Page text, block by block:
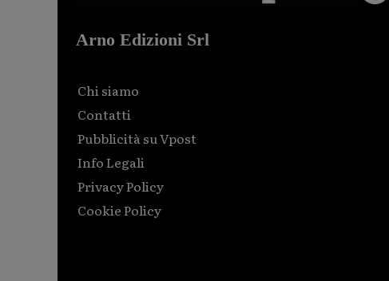
Arno Edizioni Srl
Chi siamo
Contatti
Pubblicità su Vpost
Info Legali
Privacy Policy
Cookie Policy